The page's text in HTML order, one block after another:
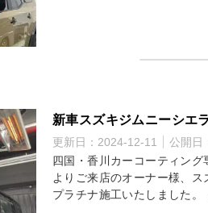
新車スズキジムニーシエ
更新日： 2024-12-11 公開日
四国・香川カーコーティン
よりご来店のオーナー様、
プラチナ施工いたしました